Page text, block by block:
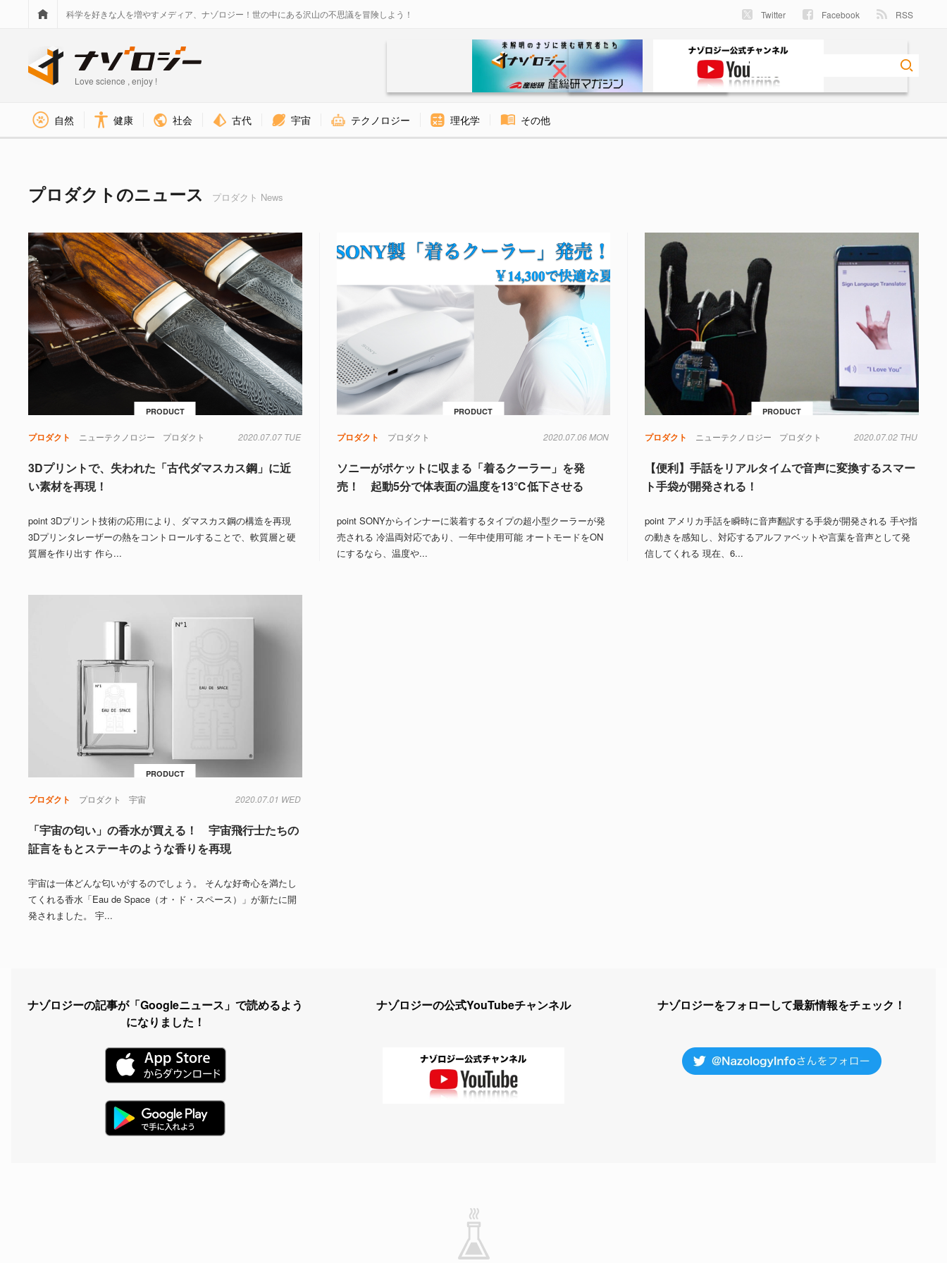
科学を好きな人を増やすメディア、ナゾロジー！世の中にある沢山の不思議を冒険しよう！ Twitter Facebook RSS
Love science , enjoy !
自然 健康 社会 古代 宇宙 テクノロジー 理化学 その他
プロダクトのニュース プロダクト News
PRODUCT
プロダクト ニューテクノロジー プロダクト 2020.07.07 TUE
3Dプリントで、失われた「古代ダマスカス鋼」に近
い素材を再現！
point 3Dプリント技術の応用により、ダマスカス鋼の構造を再現
3Dプリンタレーザーの熱をコントロールすることで、軟質層と硬
質層を作り出す 作ら...
PRODUCT
プロダクト プロダクト 2020.07.06 MON
ソニーがポケットに収まる「着るクーラー」を発
売！ 起動5分で体表面の温度を13℃低下させる
point SONYからインナーに装着するタイプの超小型クーラーが発
売される 冷温両対応であり、一年中使用可能 オートモードをON
にするなら、温度や...
PRODUCT
プロダクト ニューテクノロジー プロダクト 2020.07.02 THU
【便利】手話をリアルタイムで音声に変換するスマー
ト手袋が開発される！
point アメリカ手話を瞬時に音声翻訳する手袋が開発される 手や指
の動きを感知し、対応するアルファベットや言葉を音声として発
信してくれる 現在、6...
PRODUCT
プロダクト プロダクト 宇宙 2020.07.01 WED
「宇宙の匂い」の香水が買える！ 宇宙飛行士たちの
証言をもとステーキのような香りを再現
宇宙は一体どんな匂いがするのでしょう。 そんな好奇心を満たし
てくれる香水「Eau de Space（オ・ド・スペース）」が新たに開
発されました。 宇...
ナゾロジーの記事が「Googleニュース」で読めるよう
になりました！
ナゾロジーの公式YouTubeチャンネル ナゾロジーをフォローして最新情報をチェック！